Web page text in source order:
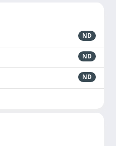
ND
ND
ND